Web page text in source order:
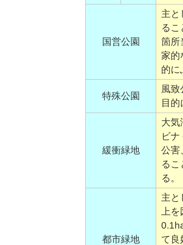
国営公園
主と
るこ
箇所
家的
的に
特殊公園
風
目的
緩衝緑地
大気
ビ
公害
るこ
る。
都市緑地
主と
上
て良